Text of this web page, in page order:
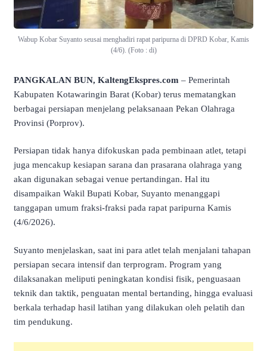
Wabup Kobar Suyanto seusai menghadiri rapat paripurna di DPRD Kobar, Kamis
(4/6). (Foto : di)
PANGKALAN BUN, KaltengEkspres.com – Pemerintah
Kabupaten Kotawaringin Barat (Kobar) terus mematangkan
berbagai persiapan menjelang pelaksanaan Pekan Olahraga
Provinsi (Porprov).
Persiapan tidak hanya difokuskan pada pembinaan atlet, tetapi
juga mencakup kesiapan sarana dan prasarana olahraga yang
akan digunakan sebagai venue pertandingan. Hal itu
disampaikan Wakil Bupati Kobar, Suyanto menanggapi
tanggapan umum fraksi-fraksi pada rapat paripurna Kamis
(4/6/2026).
Suyanto menjelaskan, saat ini para atlet telah menjalani tahapan
persiapan secara intensif dan terprogram. Program yang
dilaksanakan meliputi peningkatan kondisi fisik, penguasaan
teknik dan taktik, penguatan mental bertanding, hingga evaluasi
berkala terhadap hasil latihan yang dilakukan oleh pelatih dan
tim pendukung.